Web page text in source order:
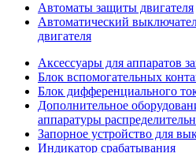
Автоматы защиты двигателя
Автоматический
двигателя
Аксессуары для аппаратов
Блок вспомогательных
Блок дифференциального
Дополнительное
аппаратуры
Запорное устройство для
Индикатор срабатывания